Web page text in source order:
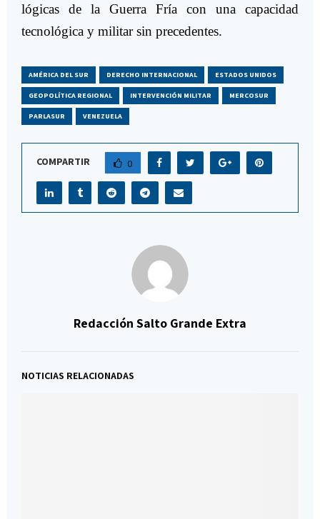
lógicas de la Guerra Fría con una capacidad
tecnológica y militar sin precedentes.
AMÉRICA DEL SUR DERECHO INTERNACIONAL ESTADOS UNIDOS
GEOPOLÍTICA REGIONAL INTERVENCIÓN MILITAR MERCOSUR
PARLASUR VENEZUELA
COMPARTIR 0
Redacción Salto Grande Extra
NOTICIAS RELACIONADAS